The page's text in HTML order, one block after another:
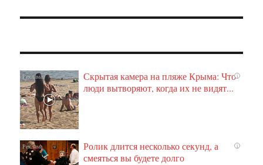
i
Скрытая камера на пляже Крыма: Что
люди вытворяют, когда их не видят...
i
Ролик длится несколько секунд, а
смеяться вы будете долго